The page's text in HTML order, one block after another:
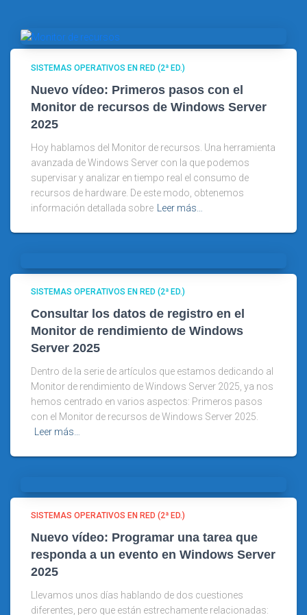
SISTEMAS OPERATIVOS EN RED (2ª ED.)
Nuevo vídeo: Primeros pasos con el
Monitor de recursos de Windows Server
2025
Hoy hablamos del Monitor de recursos. Una herramienta
avanzada de Windows Server con la que podemos
supervisar y analizar en tiempo real el consumo de
recursos de hardware. De este modo, obtenemos
información detallada sobre Leer más…
SISTEMAS OPERATIVOS EN RED (2ª ED.)
Consultar los datos de registro en el
Monitor de rendimiento de Windows
Server 2025
Dentro de la serie de artículos que estamos dedicando al
Monitor de rendimiento de Windows Server 2025, ya nos
hemos centrado en varios aspectos: Primeros pasos
con el Monitor de recursos de Windows Server 2025.
Leer más…
SISTEMAS OPERATIVOS EN RED (2ª ED.)
Nuevo vídeo: Programar una tarea que
responda a un evento en Windows Server
2025
Llevamos unos días hablando de dos cuestiones
diferentes, pero que están estrechamente relacionadas: